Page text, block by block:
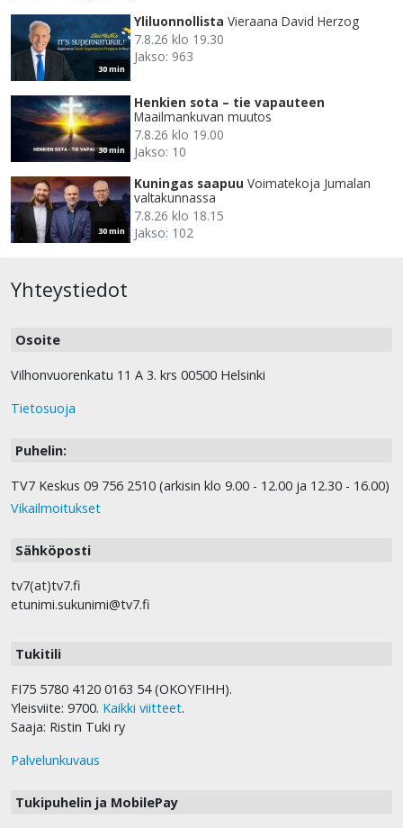
30 min
Yliluonnollista Vieraana David Herzog
7.8.26 klo 19.30
Jakso: 963
30 min
Henkien sota – tie vapauteen
Maailmankuvan muutos
7.8.26 klo 19.00
Jakso: 10
30 min
Kuningas saapuu Voimatekoja Jumalan
valtakunnassa
7.8.26 klo 18.15
Jakso: 102
Yhteystiedot
Osoite
Vilhonvuorenkatu 11 A 3. krs 00500 Helsinki
Tietosuoja
Puhelin:
TV7 Keskus 09 756 2510 (arkisin klo 9.00 - 12.00 ja 12.30 - 16.00)
Vikailmoitukset
Sähköposti
tv7(at)tv7.fi
etunimi.sukunimi@tv7.fi
Tukitili
FI75 5780 4120 0163 54 (OKOYFIHH).
Yleisviite: 9700. Kaikki viitteet.
Saaja: Ristin Tuki ry
Palvelunkuvaus
Tukipuhelin ja MobilePay